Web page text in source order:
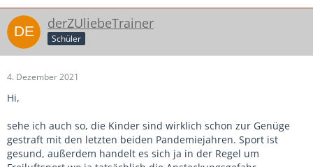
derZUliebeTrainer
Schüler
4. Dezember 2021
Hi,
sehe ich auch so, die Kinder sind wirklich schon zur Genüge
gestraft mit den letzten beiden Pandemiejahren. Sport ist
gesund, außerdem handelt es sich ja in der Regel um